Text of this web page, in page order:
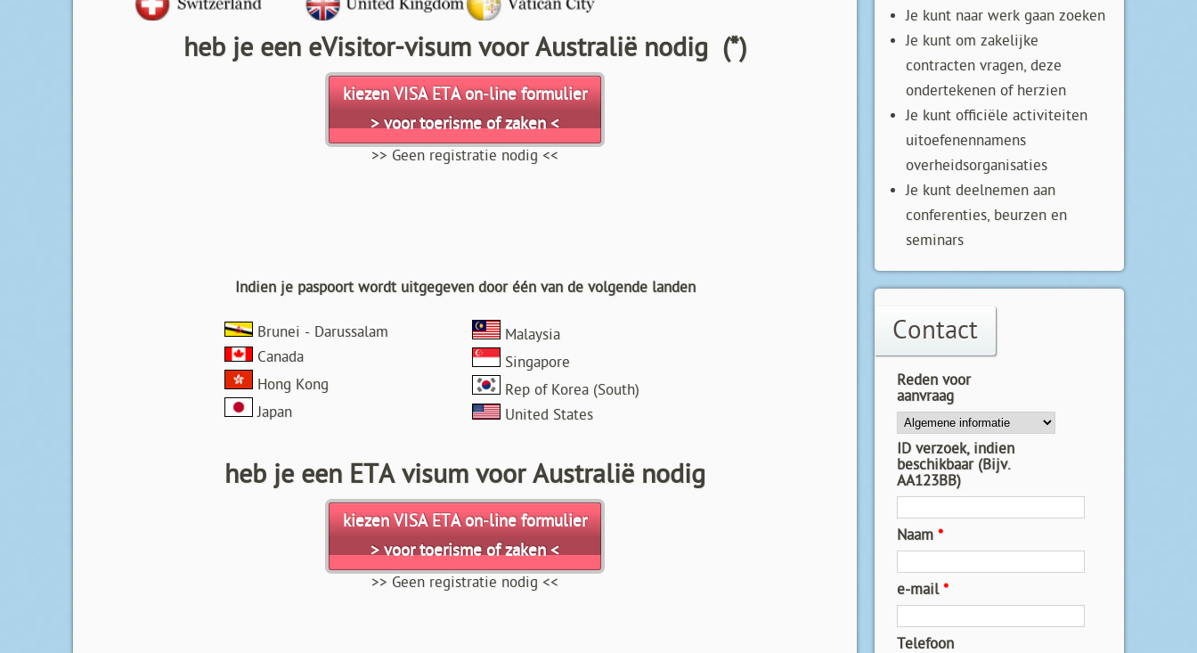
heb je een eVisitor-visum voor Australië nodig (*)
kiezen VISA ETA on-line formulier
> voor toerisme of zaken <
>> Geen registratie nodig <<
Indien je paspoort wordt uitgegeven door één van de volgende landen
Brunei - Darussalam
Canada
Hong Kong
Japan
Malaysia
Singapore
Rep of Korea (South)
United States
heb je een ETA visum voor Australië nodig
kiezen VISA ETA on-line formulier
> voor toerisme of zaken <
>> Geen registratie nodig <<
Je kunt naar werk gaan zoeken
Je kunt om zakelijke
contracten vragen, deze
ondertekenen of herzien
Je kunt officiële activiteiten
uitoefenennamens
overheidsorganisaties
Je kunt deelnemen aan
conferenties, beurzen en
seminars
Contact
Reden voor
aanvraag
ID verzoek, indien
beschikbaar (Bijv.
AA123BB)
Naam *
e-mail*
Telefoon